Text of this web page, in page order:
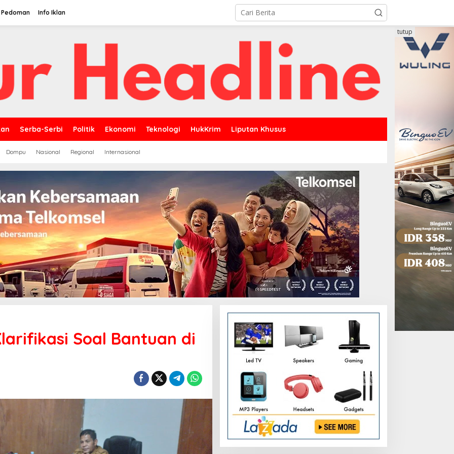
Pedoman Info Iklan
Serba-Serbi Politik Ekonomi Teknologi HukKrim Liputan Khusus
Dompu Nasional Regional Internasional
tutup
Soal Bantuan di